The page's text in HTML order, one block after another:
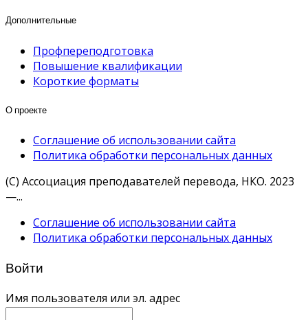
Дополнительные
Профпереподготовка
Повышение квалификации
Короткие форматы
О проекте
Соглашение об использовании сайта
Политика обработки персональных данных
(С) Ассоциация преподавателей перевода, НКО. 2023
—...
Соглашение об использовании сайта
Политика обработки персональных данных
Войти
Имя пользователя или эл. адрес